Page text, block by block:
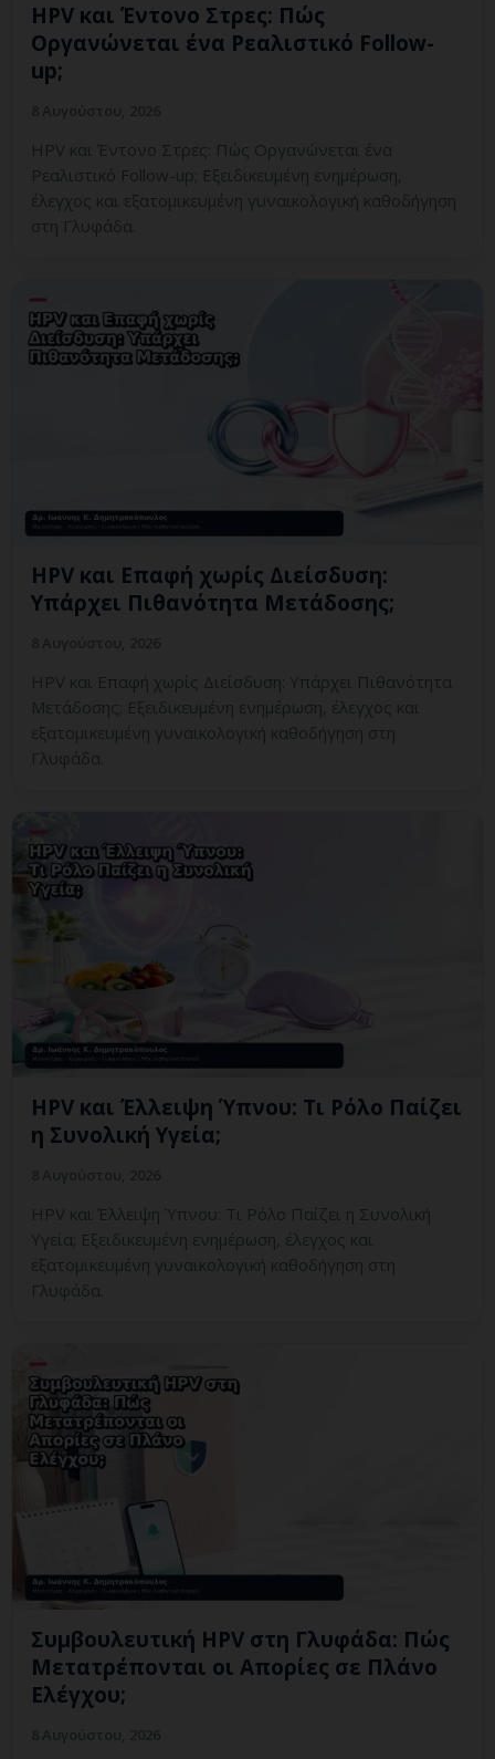
HPV και Έντονο Στρες: Πώς
Οργανώνεται ένα Ρεαλιστικό Follow-
up;
HPV και Έντονο Στρες: Πώς Οργανώνεται ένα
Ρεαλιστικό Follow-up; Εξειδικευμένη ενημέρωση,
έλεγχος και εξατομικευμένη γυναικολογική καθοδήγηση
στη Γλυφάδα.
HPV και Επαφή χωρίς Διείσδυση:
Υπάρχει Πιθανότητα Μετάδοσης;
HPV και Επαφή χωρίς Διείσδυση: Υπάρχει Πιθανότητα
Μετάδοσης; Εξειδικευμένη ενημέρωση, έλεγχος και
εξατομικευμένη γυναικολογική καθοδήγηση στη
Γλυφάδα.
HPV και Έλλειψη Ύπνου: Τι Ρόλο Παίζει
η Συνολική Υγεία;
HPV και Έλλειψη Ύπνου: Τι Ρόλο Παίζει η Συνολική
Υγεία; Εξειδικευμένη ενημέρωση, έλεγχος και
εξατομικευμένη γυναικολογική καθοδήγηση στη
Γλυφάδα.
Συμβουλευτική HPV στη Γλυφάδα: Πώς
Μετατρέπονται οι Απορίες σε Πλάνο
Ελέγχου;